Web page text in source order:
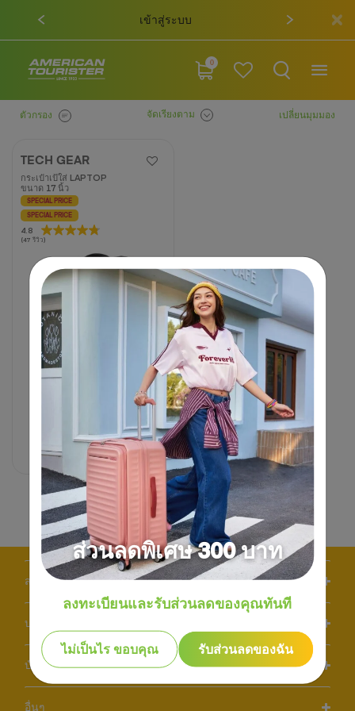
ส่วนลดพิเศษ 300 บาท
ลงทะเบียนและรับส่วนลดของคุณทันที
ไม่เป็นไร ขอบคุณ รับส่วนลดของฉัน
เข้าสู่ระบบ
0
เปลี่ยนมุมมอง
จัดเรียงตาม
ตัวกรอง
TECH GEAR
กระเป๋าเป้ใส่ LAPTOP
ขนาด 17 นิ้ว
SPECIAL PRICE
SPECIAL PRICE
4.8
(47 รีวิว)
4.8
จาก
ดาว
วิจารณ์
990 บาท 1,850 บาท
46% OFF
สนับสนุน/คำถามที่พบบ่อย
บริษัทของเรา
บัญชี
อื่นๆ